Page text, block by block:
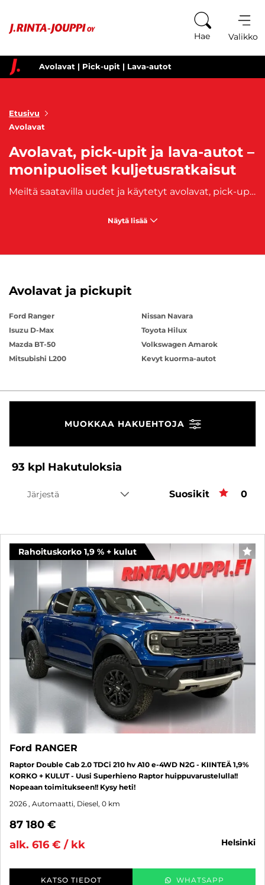
Hae Valikko
Avolavat | Pick-upit | Lava-autot
Etusivu
Avolavat
Avolavat, pick-upit ja lava-autot –
monipuoliset kuljetusratkaisut
Meiltä saatavilla uudet ja käytetyt avolavat, pick-upit ja lava-autot – juuri sinulle sopivaan kuljetusratkaisuun. Oli kyse sitten työmaakuljetuksista, harrastuskäytöstä tai arkiliikkumisesta, meillä on sinulle soveltuva vaihtoehto tarjolla!
Näytä lisää
Avolavat ja pickupit
Ford Ranger
Isuzu D-Max
Mazda BT-50
Mitsubishi L200
Nissan Navara
Toyota Hilux
Volkswagen Amarok
Kevyt kuorma-autot
MUOKKAA HAKUEHTOJA
93 kpl Hakutuloksia
Järjestä Suosikit 0
Rahoituskorko 1,9 % + kulut
Ford RANGER
Raptor Double Cab 2.0 TDCi 210 hv A10 e-4WD N2G - KIINTEÄ 1,9%
KORKO + KULUT - Uusi Superhieno Raptor huippuvarustelulla!!
Nopeaan toimitukseen!! Kysy heti!
2026 , Automaatti, Diesel, 0 km
87 180 €
alk. 616 € / kk
helsinki
KATSO TIEDOT WHATSAPP